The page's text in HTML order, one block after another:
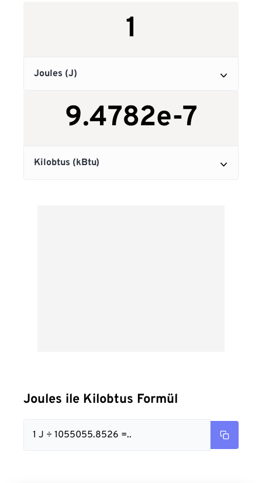
Joules ile Kilobtus Formül
1 J ÷ 1055055.8526 =..